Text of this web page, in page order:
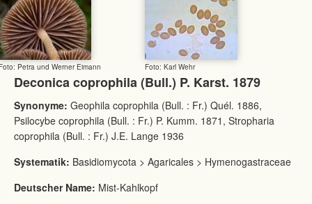
Petra und Werner Eimann Foto: Karl Wehr
Deconica coprophila (Bull.) P. Karst. 1879
Synonyme: Geophila coprophila (Bull. : Fr.) Quél. 1886,
Psilocybe coprophila (Bull. : Fr.) P. Kumm. 1871, Stropharia
coprophila (Bull. : Fr.) J.E. Lange 1936
Systematik: Basidiomycota > Agaricales > Hymenogastraceae
Deutscher Name: Mist-Kahlkopf